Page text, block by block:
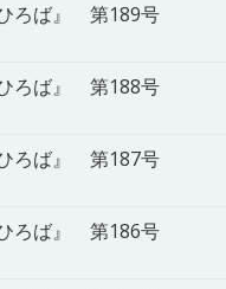
ひろば』 第189号
ひろば』 第188号
ひろば』 第187号
ひろば』 第186号